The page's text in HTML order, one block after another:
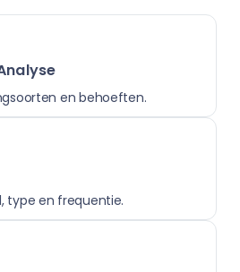
en behoeften.
type en frequentie.